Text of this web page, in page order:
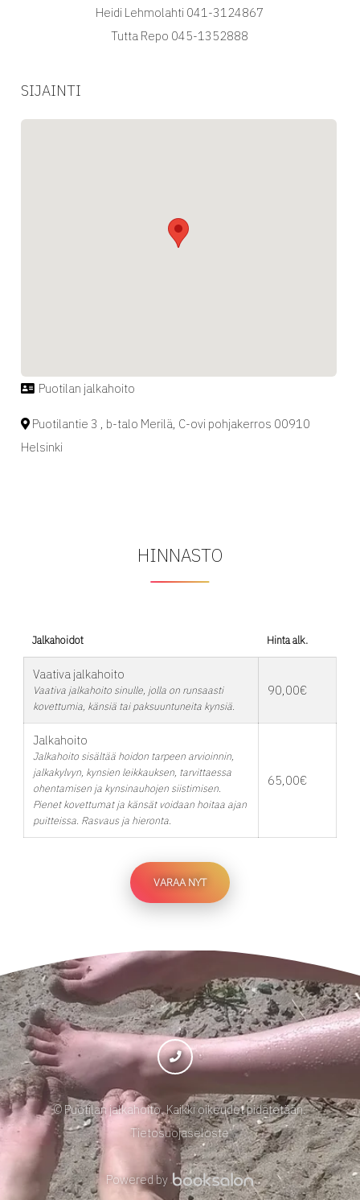
Heidi Lehmolahti 041-3124867
Tutta Repo 045-1352888
SIJAINTI
Puotilan jalkahoito
Puotilantie 3 , b-talo Merilä, C-ovi pohjakerros 00910
Helsinki
HINNASTO
Jalkahoidot Hinta alk.
Vaativa jalkahoito
Vaativa jalkahoito sinulle, jolla on runsaasti
kovettumia, känsiä tai paksuuntuneita kynsiä.
90,00€
Jalkahoito
Jalkahoito sisältää hoidon tarpeen arvioinnin,
jalkakylvyn, kynsien leikkauksen, tarvittaessa
ohentamisen ja kynsinauhojen siistimisen.
Pienet kovettumat ja känsät voidaan hoitaa ajan
puitteissa. Rasvaus ja hieronta.
65,00€
VARAA NYT
© Puotilan jalkahoito.Kaikki oikeudet pidätetään.
Tietosuojaseloste
Powered by